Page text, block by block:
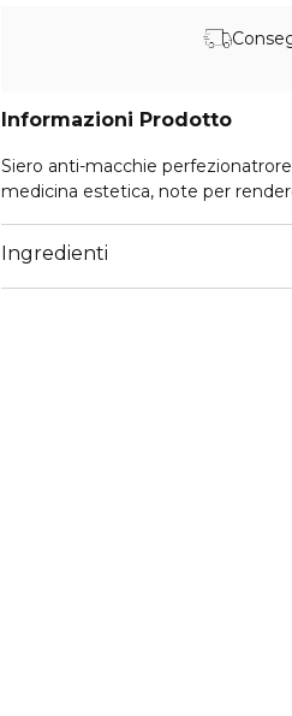
Informazioni Prodotto
Siero anti-macchie
medicina estetica, note per
Ingredienti